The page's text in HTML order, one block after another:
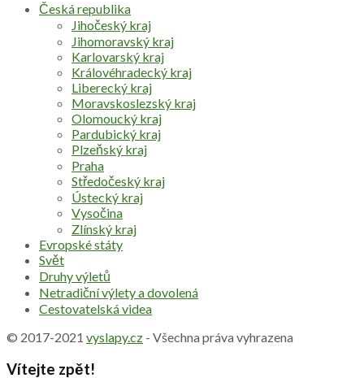
Česká republika
Jihočeský kraj
Jihomoravský kraj
Karlovarský kraj
Královéhradecký kraj
Liberecký kraj
Moravskoslezský kraj
Olomoucký kraj
Pardubický kraj
Plzeňský kraj
Praha
Středočeský kraj
Ústecký kraj
Vysočina
Zlínský kraj
Evropské státy
Svět
Druhy výletů
Netradiční výlety a dovolená
Cestovatelská videa
© 2017-2021 vyslapy.cz - Všechna práva vyhrazena
Vítejte zpět!